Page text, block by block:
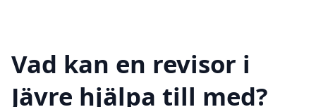
Vad kan en revisor i
Jävre hjälpa till med?